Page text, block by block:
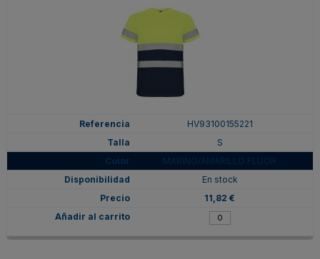
HV93100155221
S
MARINO/AMARILLO FLUOR
En stock
11,82 €